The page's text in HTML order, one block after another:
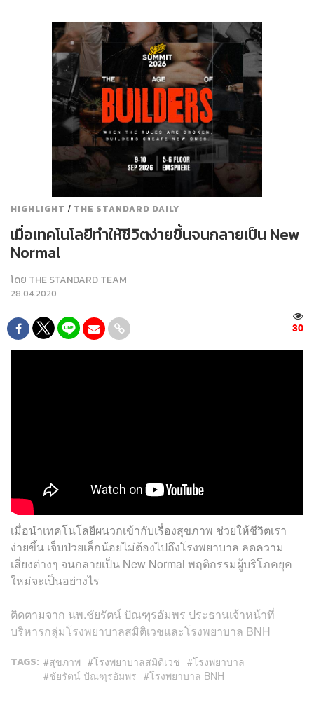
HIGHLIGHT / THE STANDARD DAILY
เมื่อเทคโนโลยีทำให้ชีวิตง่ายขึ้นจนกลายเป็น New
Normal
โดย THE STANDARD TEAM
28.04.2020
30
เมื่อนำเทคโนโลยีผนวกเข้ากับเรื่องสุขภาพ ช่วยให้ชีวิตเรา
ง่ายขึ้น เจ็บป่วยเล็กน้อยไม่ต้องไปถึงโรงพยาบาล ลดความ
เสี่ยงต่างๆ จนกลายเป็น New Normal พฤติกรรมผู้บริโภคยุค
ใหม่จะเป็นอย่างไร
ติดตามจาก นพ.ชัยรัตน์ ปัณฑุรอัมพร ประธานเจ้าหน้าที่
บริหารกลุ่มโรงพยาบาลสมิติเวชและโรงพยาบาล BNH
TAGS: สุขภาพ โรงพยาบาลสมิติเวช
โรงพยาบาล
ชัยรัตน์ ปัณฑุรอัมพร
โรงพยาบาล BNH